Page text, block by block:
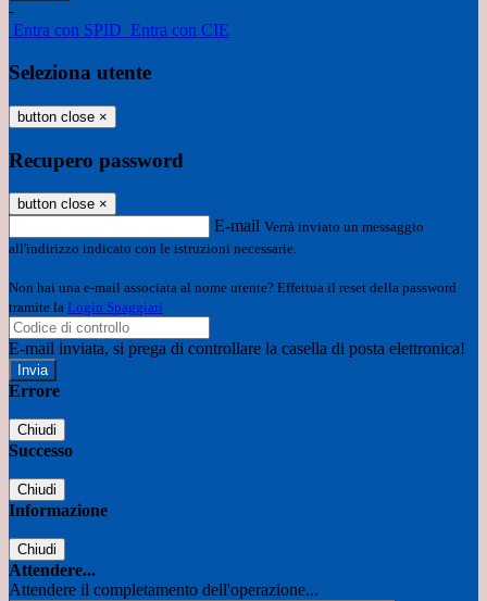
-
Entra con SPID Entra con CIE
Seleziona utente
button close ×
Recupero password
button close ×
E-mail Verrà inviato un messaggio
all'indirizzo indicato con le istruzioni necessarie.
Non hai una e-mail associata al nome utente? Effettua il reset della password
tramite la Login Spaggiari
E-mail inviata, si prega di controllare la casella di posta elettronica!
Errore
Chiudi
Successo
Chiudi
Informazione
Chiudi
Attendere...
Attendere il completamento dell'operazione...